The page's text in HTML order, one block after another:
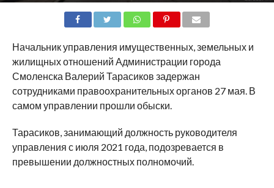
Начальник управления имущественных, земельных и
жилищных отношений Администрации города
Смоленска Валерий Тарасиков задержан
сотрудниками правоохранительных органов 27 мая. В
самом управлении прошли обыски.
Тарасиков, занимающий должность руководителя
управления с июля 2021 года, подозревается в
превышении должностных полномочий.